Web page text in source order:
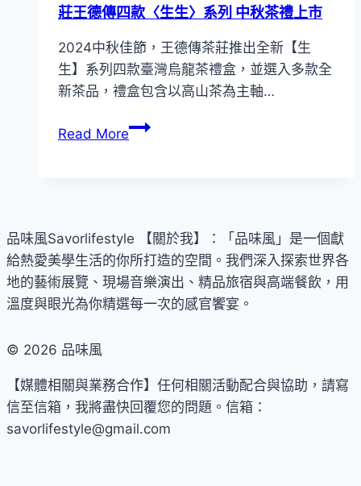
莊王德傳四款〈生生〉系列 中秋茶禮上市
2024中秋佳節，王德傳茶莊推出全新【生
生】系列四款臺灣烏龍茶禮盒，並選入多款全
新茶品，禮盒包含以高山茶為主軸…
Read More傳
息
的
生
命
好
祝
福！
品味風Savorlifestyle 【關於我】：「品味風」是一個獻
給熱愛美學生活的你所打造的空間。我們深入探索世界各
地的藝術展覽、現場音樂演出、精品旅宿與高端餐飲，用
溫度與眼光為你精選每一次的感官饗宴。
© 2026 品味風
【媒體相關與業務合作】任何相關活動配合與協助，請寫
信至信箱，我將盡快回覆您的問題。信箱：
savorlifestyle@gmail.com